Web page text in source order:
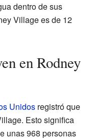
dentro de sus
Village es de 12
en Rodney
Unidos registró que
Esto significa
unas 968 personas